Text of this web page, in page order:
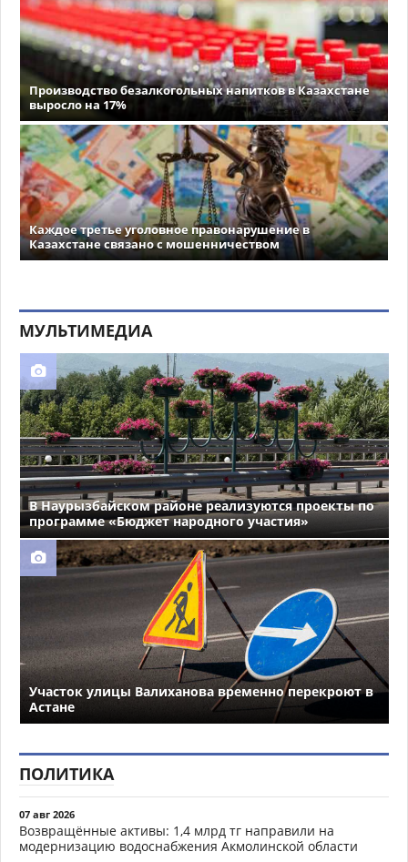
Производство безалкогольных напитков в Казахстане
выросло на 17%
Каждое третье уголовное правонарушение в
Казахстане связано с мошенничеством
МУЛЬТИМЕДИА
В Наурызбайском районе реализуются проекты по
программе «Бюджет народного участия»
Участок улицы Валиханова временно перекроют в
Астане
ПОЛИТИКА
07 авг 2026
Возвращённые активы: 1,4 млрд тг направили на
модернизацию водоснабжения Акмолинской области